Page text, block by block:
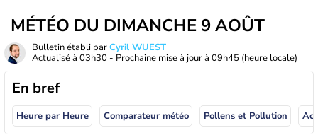
MÉTÉO DU DIMANCHE 9 AOÛT
Bulletin établi parCyril WUEST
Actualisé à 03h30 - Prochaine mise à jour à 09h45 (heure locale)
En bref
Heure par Heure Comparateur météo Pollens et Pollution